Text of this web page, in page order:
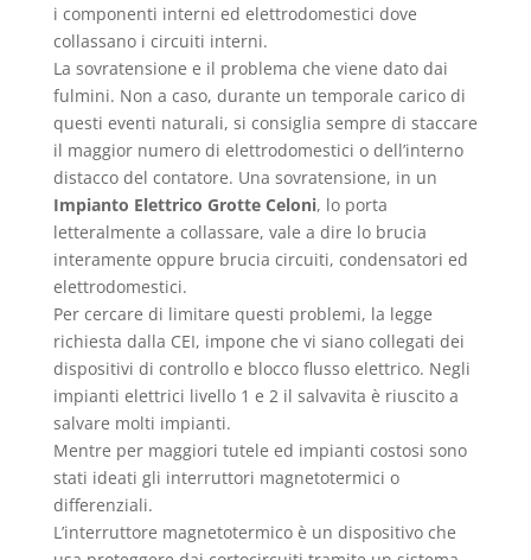
i componenti interni ed elettrodomestici dove
collassano i circuiti interni.
La sovratensione e il problema che viene dato dai
fulmini. Non a caso, durante un temporale carico di
questi eventi naturali, si consiglia sempre di staccare
il maggior numero di elettrodomestici o dell’interno
distacco del contatore. Una sovratensione, in un
Impianto Elettrico Grotte Celoni, lo porta
letteralmente a collassare, vale a dire lo brucia
interamente oppure brucia circuiti, condensatori ed
elettrodomestici.
Per cercare di limitare questi problemi, la legge
richiesta dalla CEI, impone che vi siano collegati dei
dispositivi di controllo e blocco flusso elettrico. Negli
impianti elettrici livello 1 e 2 il salvavita è riuscito a
salvare molti impianti.
Mentre per maggiori tutele ed impianti costosi sono
stati ideati gli interruttori magnetotermici o
differenziali.
L’interruttore magnetotermico è un dispositivo che